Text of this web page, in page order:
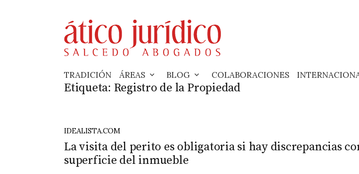
TRADICIÓN ÁREAS BLOG COLABORACIONES
Etiqueta: Registro de la Propiedad
IDEALISTA.COM
La visita del perito es obligatoria si hay discrepancias
superficie del inmueble